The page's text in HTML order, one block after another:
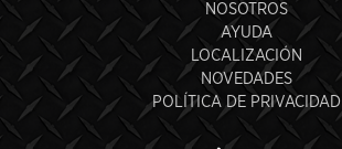
NOSOTROS
AYUDA
LOCALIZACIÓN
NOVEDADES
POLÍTICA DE PRIVACIDAD